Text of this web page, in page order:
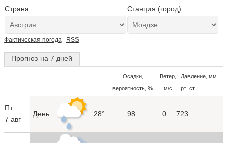
Страна Станция (город)
Фактическая погода RSS
Прогноз на 7 дней
Осадки,
вероятность, %
Ветер,
м/с
Давление, мм
рт. ст.
Пт
7 авг
День 28° 98 0 723